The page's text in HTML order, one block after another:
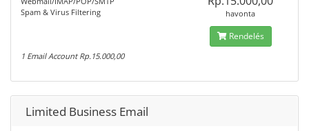
Spam & Virus Filtering
1 Email Account Rp.15.000,00
havonta
Rendelés
Limited Business Email